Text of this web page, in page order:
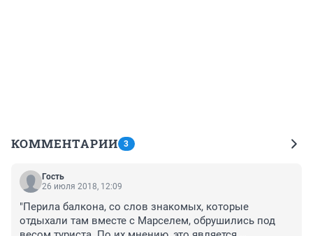
КОММЕНТАРИИ 3
Гость
26 июля 2018, 12:09
"Перила балкона, со слов знакомых, которые
отдыхали там вместе с Марселем, обрушились под